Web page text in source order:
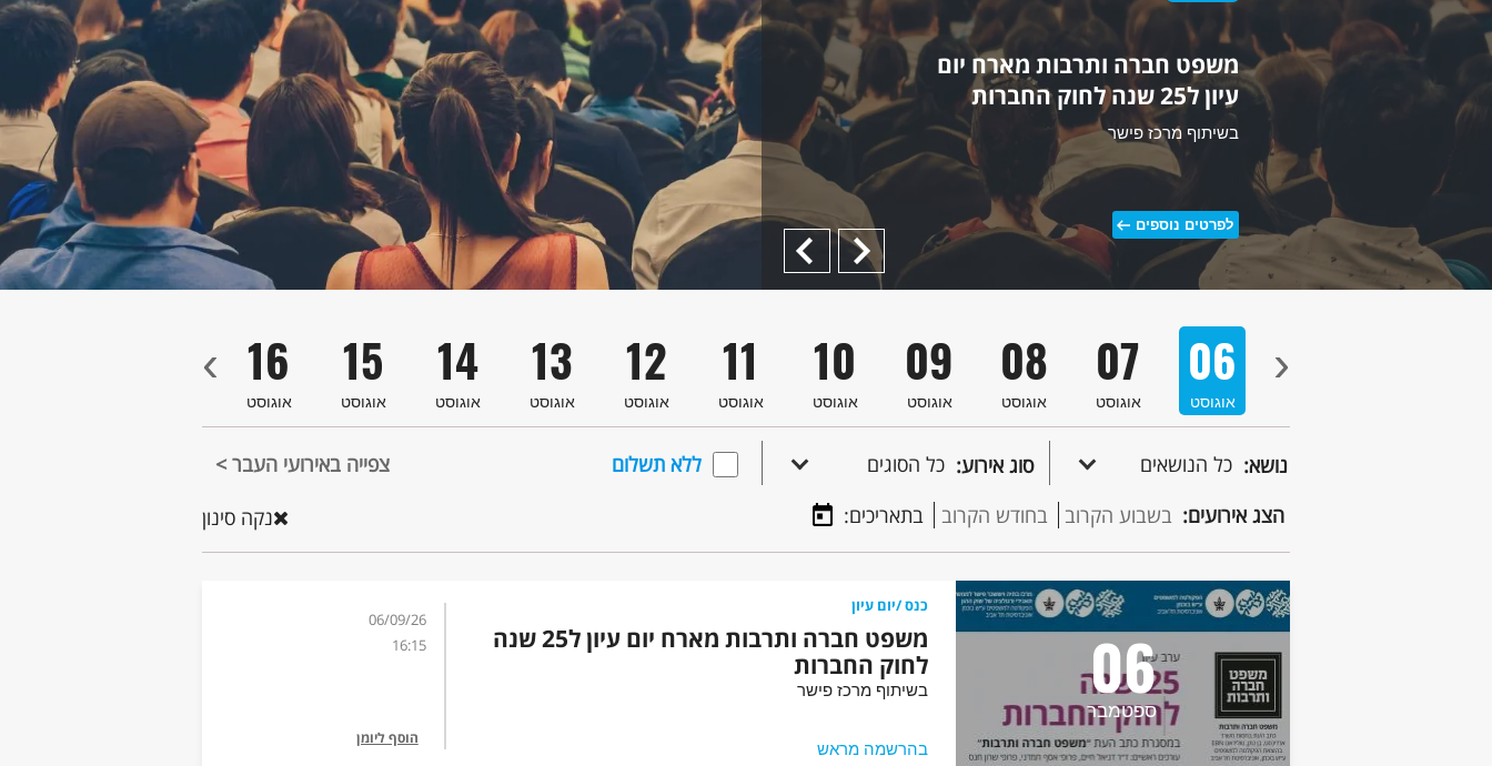
משפט חברה ותרבות מארח יום
עיון ל25 שנה לחוק החברות
בשיתוף מרכז פישר
לפרטים נוספים
Previous הבא
›
16
אוגוסט
15
אוגוסט
14
אוגוסט
13
אוגוסט
12
אוגוסט
11
אוגוסט
10
אוגוסט
09
אוגוסט
08
אוגוסט
07
אוגוסט
06
אוגוסט
05
‹
נושא: כל הנושאים סוג אירוע: כל הסוגים ללא תשלום
צפייה באירועי העבר >
הצג אירועים: בשבוע הקרוב בחודש הקרוב בתאריכים: נקה סינון
06
ספטמבר
כנס /יום עיון
משפט חברה ותרבות מארח יום עיון ל25 שנה
לחוק החברות
בשיתוף מרכז פישר
בהרשמה מראש
06/09/26
16:15
הוסף ליומן